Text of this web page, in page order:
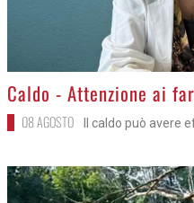
>
Caldo - Attenzione ai
08 AGOSTO Il caldo può avere